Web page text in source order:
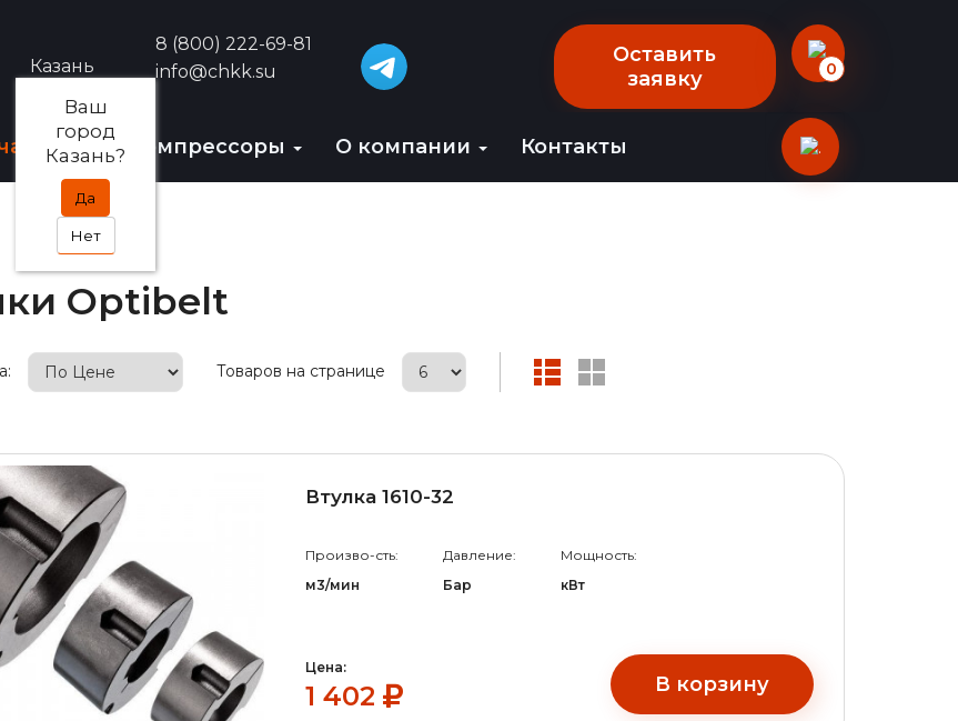
Казань
Ваш
город
Казань?
Да
Нет
8 (800) 222-69-81
info@chkk.su
Оставить
заявку
0
БУ-компрессоры О компании Контакты
Optibelt
Товаров на странице
Втулка 1610-32
Произво-сть:
м3/мин
Давление:
Бар
Мощность:
кВт
Цена:
1 402 В корзину